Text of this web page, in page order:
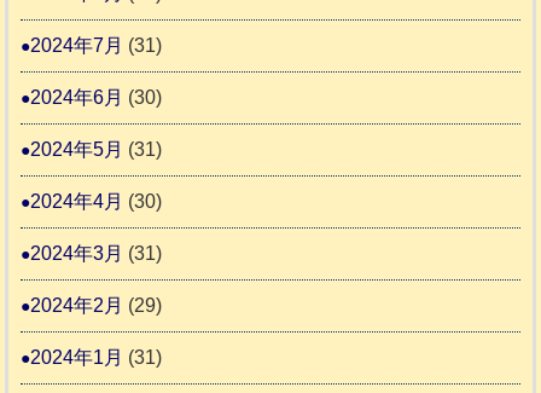
2024年7月 (31)
2024年6月 (30)
2024年5月 (31)
2024年4月 (30)
2024年3月 (31)
2024年2月 (29)
2024年1月 (31)